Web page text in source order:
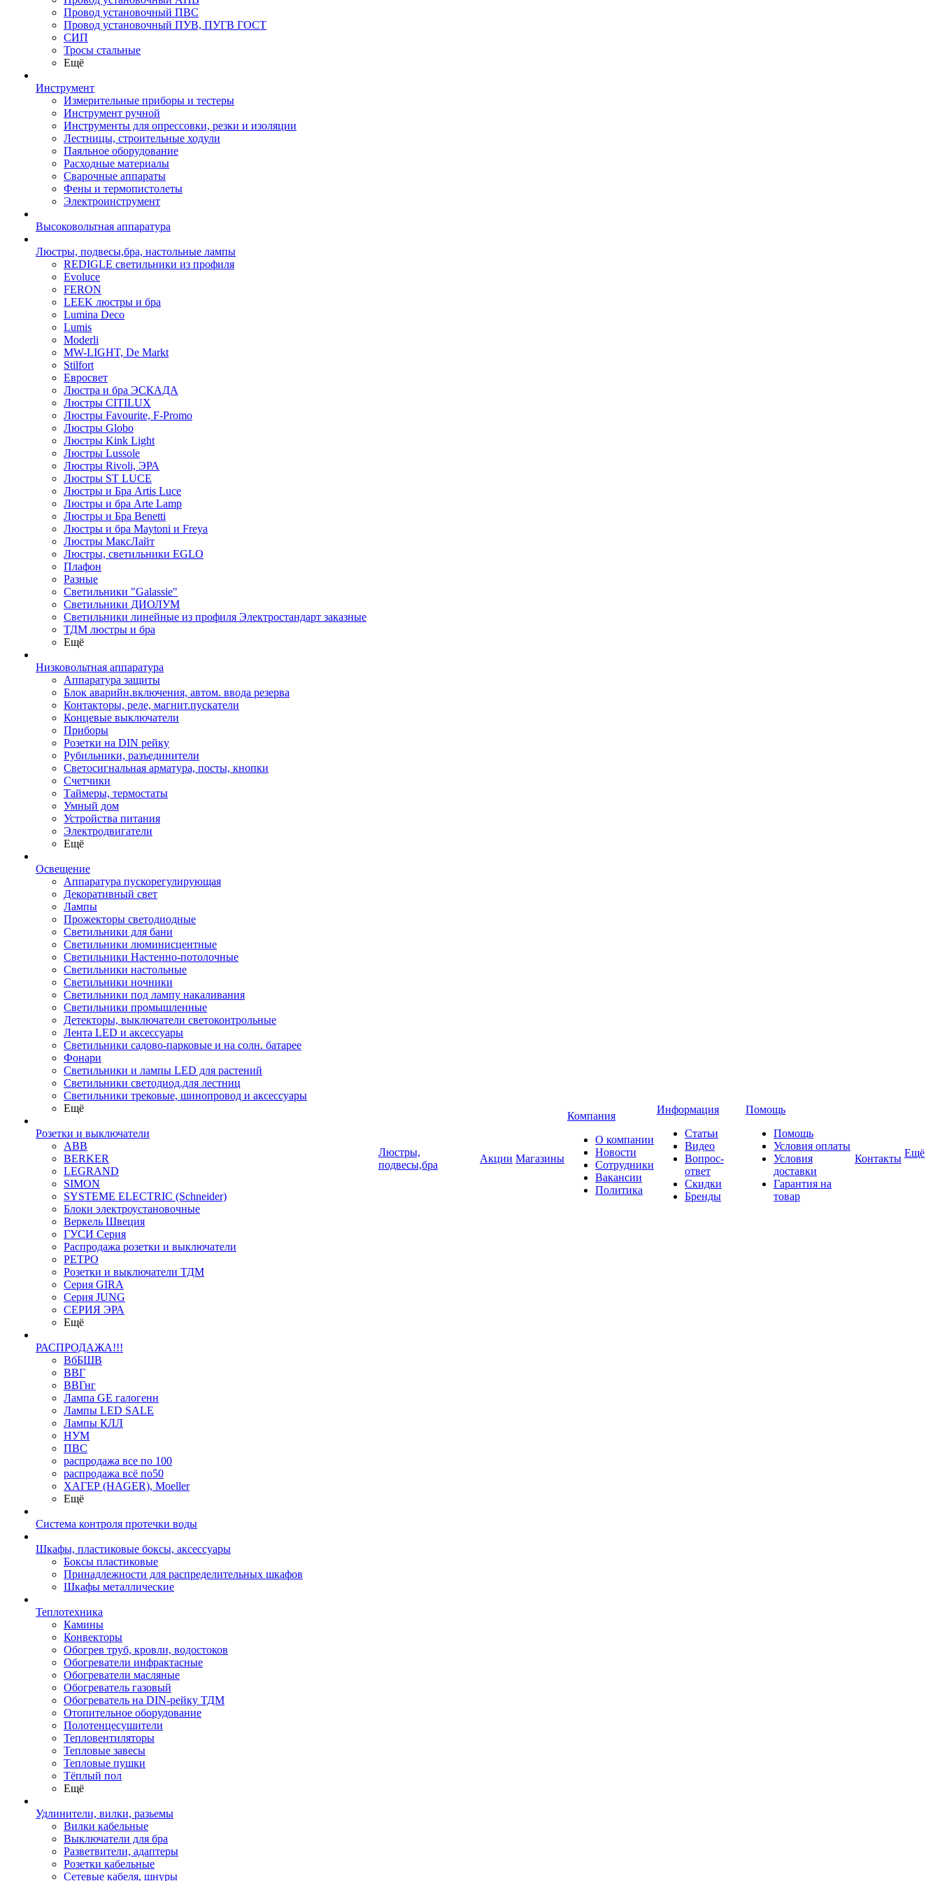
Провод установочный ПВС
Провод установочный ПУВ, ПУГВ ГОСТ
СИП
Тросы стальные
Ещё
Инструмент
Измерительные приборы и тестеры
Инструмент ручной
Инструменты для опрессовки, резки и изоляции
Лестницы, строительные ходули
Паяльное оборудование
Расходные материалы
Сварочные аппараты
Фены и термопистолеты
Электроинструмент
Высоковольтная аппаратура
Люстры, подвесы,бра, настольные лампы
REDIGLE светильники из профиля
Evoluce
FERON
LEEK люстры и бра
Lumina Deco
Lumis
Moderli
MW-LIGHT, De Markt
Stilfort
Евросвет
Люстра и бра ЭСКАДА
Люстры CITILUX
Люстры Favourite, F-Promo
Люстры Globo
Люстры Kink Light
Люстры Lussole
Люстры Rivoli, ЭРА
Люстры ST LUCE
Люстры и Бра Artis Luce
Люстры и бра Arte Lamp
Люстры и Бра Benetti
Люстры и бра Maytoni и Freya
Люстры МаксЛайт
Люстры, светильники EGLO
Плафон
Разные
Светильники "Galassie"
Светильники ДИОЛУМ
Светильники линейные из профиля Электростандарт заказные
ТДМ люстры и бра
Ещё
Низковольтная аппаратура
Аппаратура защиты
Блок аварийн.включения, автом. ввода резерва
Контакторы, реле, магнит.пускатели
Концевые выключатели
Приборы
Розетки на DIN рейку
Рубильники, разъединители
Светосигнальная арматура, посты, кнопки
Счетчики
Таймеры, термостаты
Умный дом
Устройства питания
Электродвигатели
Ещё
Освещение
Аппаратура пускорегулирующая
Декоративный свет
Лампы
Прожекторы светодиодные
Светильники для бани
Светильники люминисцентные
Светильники Настенно-потолочные
Светильники настольные
Светильники ночники
Светильники под лампу накаливания
Светильники промышленные
Детекторы, выключатели светоконтрольные
Лента LED и аксессуары
Светильники садово-парковые и на солн. батарее
Фонари
Светильники и лампы LED для растений
Светильники светодиод.для лестниц
Светильники трековые, шинопровод и аксессуары
Ещё
Розетки и выключатели
ABB
BERKER
LEGRAND
SIMON
SYSTEME ELECTRIC (Schneider)
Блоки электроустановочные
Веркель Швеция
ГУСИ Серия
Распродажа розетки и выключатели
РЕТРО
Розетки и выключатели ТДМ
Серия GIRA
Серия JUNG
СЕРИЯ ЭРА
Ещё
РАСПРОДАЖА!!!
ВбБШВ
ВВГ
ВВГнг
Лампа GE галогенн
Лампы LED SALE
Лампы КЛЛ
НУМ
ПВС
распродажа все по 100
распродажа всё по50
ХАГЕР (HAGER), Moeller
Ещё
Система контроля протечки воды
Шкафы, пластиковые боксы, аксессуары
Боксы пластиковые
Принадлежности для распределительных шкафов
Шкафы металлические
Теплотехника
Камины
Конвекторы
Обогрев труб, кровли, водостоков
Обогреватели инфрактасные
Обогреватели масляные
Обогреватель газовый
Обогреватель на DIN-рейку ТДМ
Отопительное оборудование
Полотенцесушители
Тепловентиляторы
Тепловые завесы
Тепловые пушки
Тёплый пол
Ещё
Удлинители, вилки, разьемы
Вилки кабельные
Выключатели для бра
Разветвители, адаптеры
Розетки кабельные
Сетевые кабеля, шнуры
Люстры,
подвесы,бра
Акции Магазины
Компания
О компании
Новости
Сотрудники
Вакансии
Политика
Информация
Статьи
Видео
Вопрос-
ответ
Скидки
Бренды
Помощь
Помощь
Условия оплаты
Условия
доставки
Гарантия на
товар
Контакты Ещё